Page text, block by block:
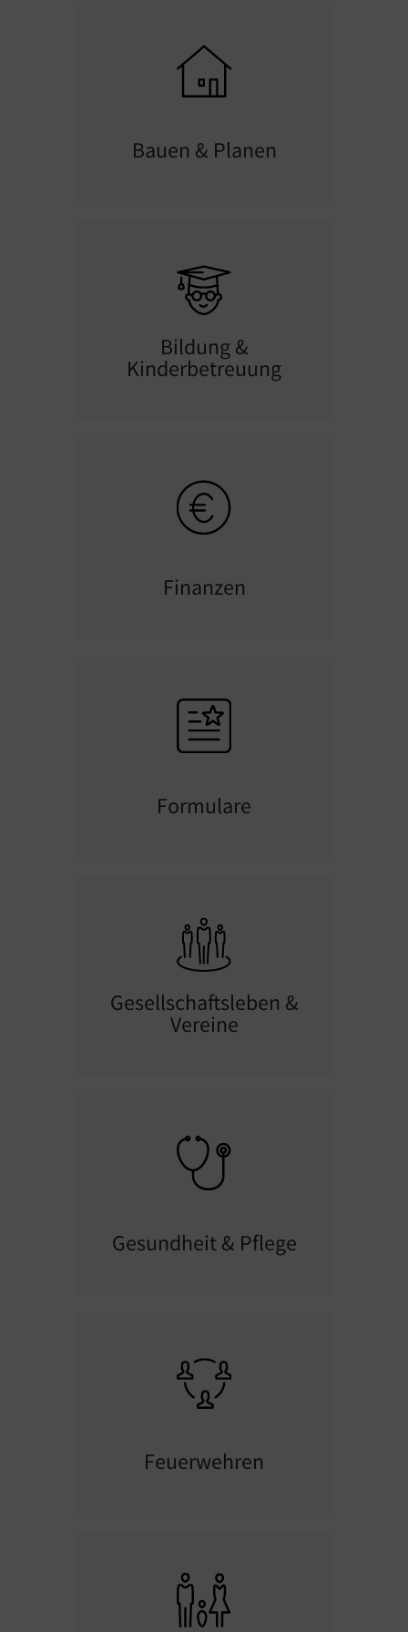
Bauen & Planen
Bildung &
Kinderbetreuung
Finanzen
Formulare
Gesellschaftsleben &
Vereine
Gesundheit & Pflege
Feuerwehren